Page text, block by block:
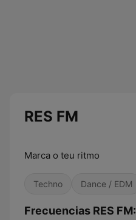
RES FM
Marca o teu ritmo
Techno Dance / EDM
Frecuencias RES FM: